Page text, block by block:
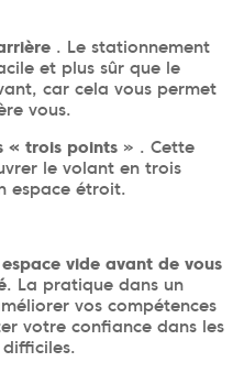
. Le stationnement
et plus sûr que le
car cela vous permet
vous.
« trois points » . Cette
le volant en trois
espace étroit.
vide avant de vous
. La pratique dans un
vos compétences
votre confiance dans les